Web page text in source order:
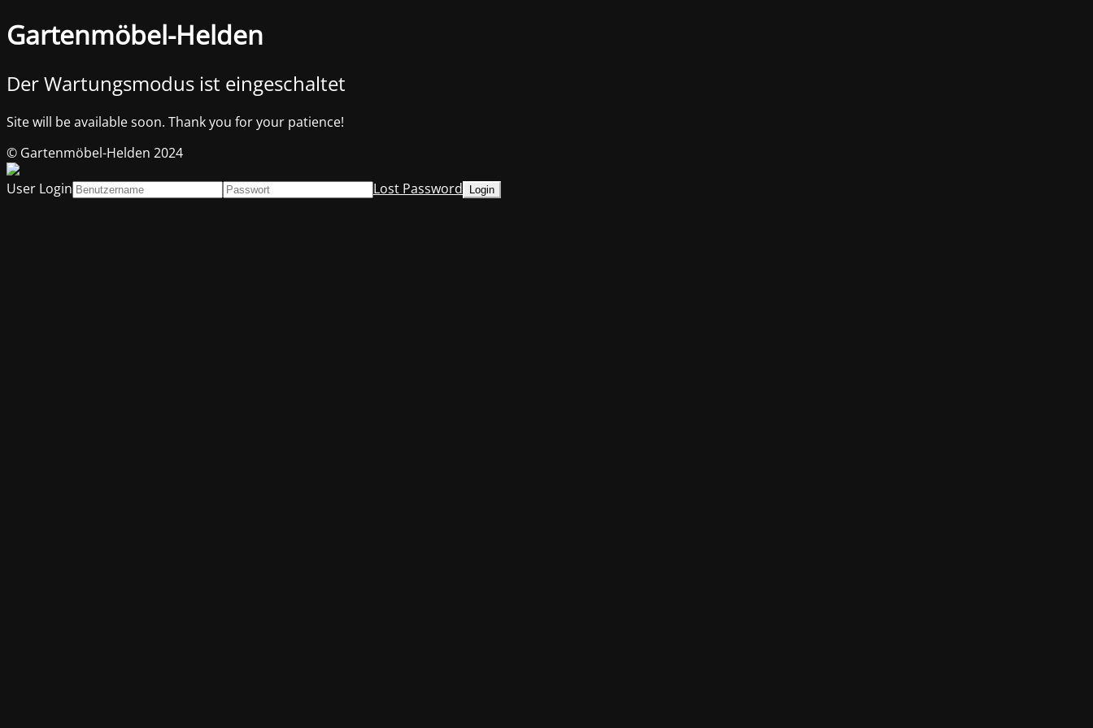
Gartenmöbel-Helden
Der Wartungsmodus ist eingeschaltet
Site will be available soon. Thank you for your patience!
© Gartenmöbel-Helden 2024
User Login
Lost Password